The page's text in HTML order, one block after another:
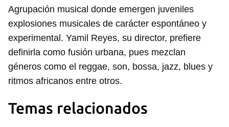
Agrupación musical donde emergen juveniles
explosiones musicales de carácter espontáneo y
experimental. Yamil Reyes, su director, prefiere
definirla como fusión urbana, pues mezclan
géneros como el reggae, son, bossa, jazz, blues y
ritmos africanos entre otros.
Temas relacionados